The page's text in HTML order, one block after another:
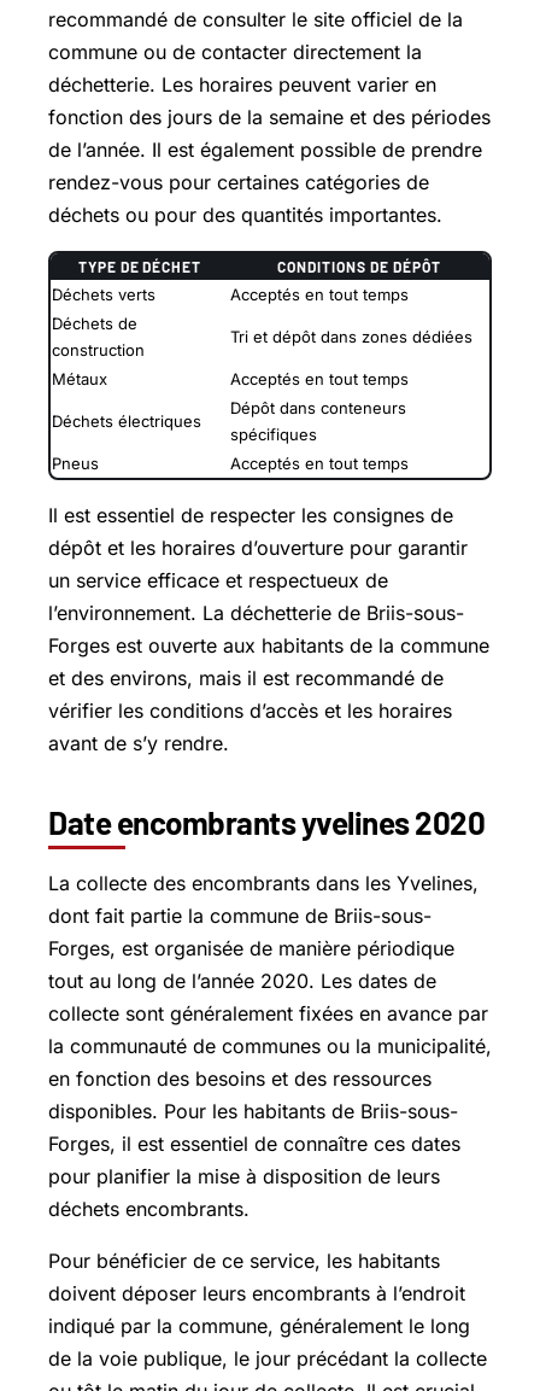
recommandé de consulter le site officiel de la
commune ou de contacter directement la
déchetterie. Les horaires peuvent varier en
fonction des jours de la semaine et des périodes
de l’année. Il est également possible de prendre
rendez-vous pour certaines catégories de
déchets ou pour des quantités importantes.
TYPE DE DÉCHET CONDITIONS DE DÉPÔT
Déchets verts
Acceptés en tout temps
Déchets de
construction
Tri et dépôt dans zones dédiées
Métaux Acceptés en tout temps
Déchets électriques
Dépôt dans conteneurs
spécifiques
Pneus
Acceptés en tout temps
Il est essentiel de respecter les consignes de
dépôt et les horaires d’ouverture pour garantir
un service efficace et respectueux de
l’environnement. La déchetterie de Briis-sous-
Forges est ouverte aux habitants de la commune
et des environs, mais il est recommandé de
vérifier les conditions d’accès et les horaires
avant de s’y rendre.
Date encombrants yvelines 2020
La collecte des encombrants dans les Yvelines,
dont fait partie la commune de Briis-sous-
Forges, est organisée de manière périodique
tout au long de l’année 2020. Les dates de
collecte sont généralement fixées en avance par
la communauté de communes ou la municipalité,
en fonction des besoins et des ressources
disponibles. Pour les habitants de Briis-sous-
Forges, il est essentiel de connaître ces dates
pour planifier la mise à disposition de leurs
déchets encombrants.
Pour bénéficier de ce service, les habitants
doivent déposer leurs encombrants à l’endroit
indiqué par la commune, généralement le long
de la voie publique, le jour précédant la collecte